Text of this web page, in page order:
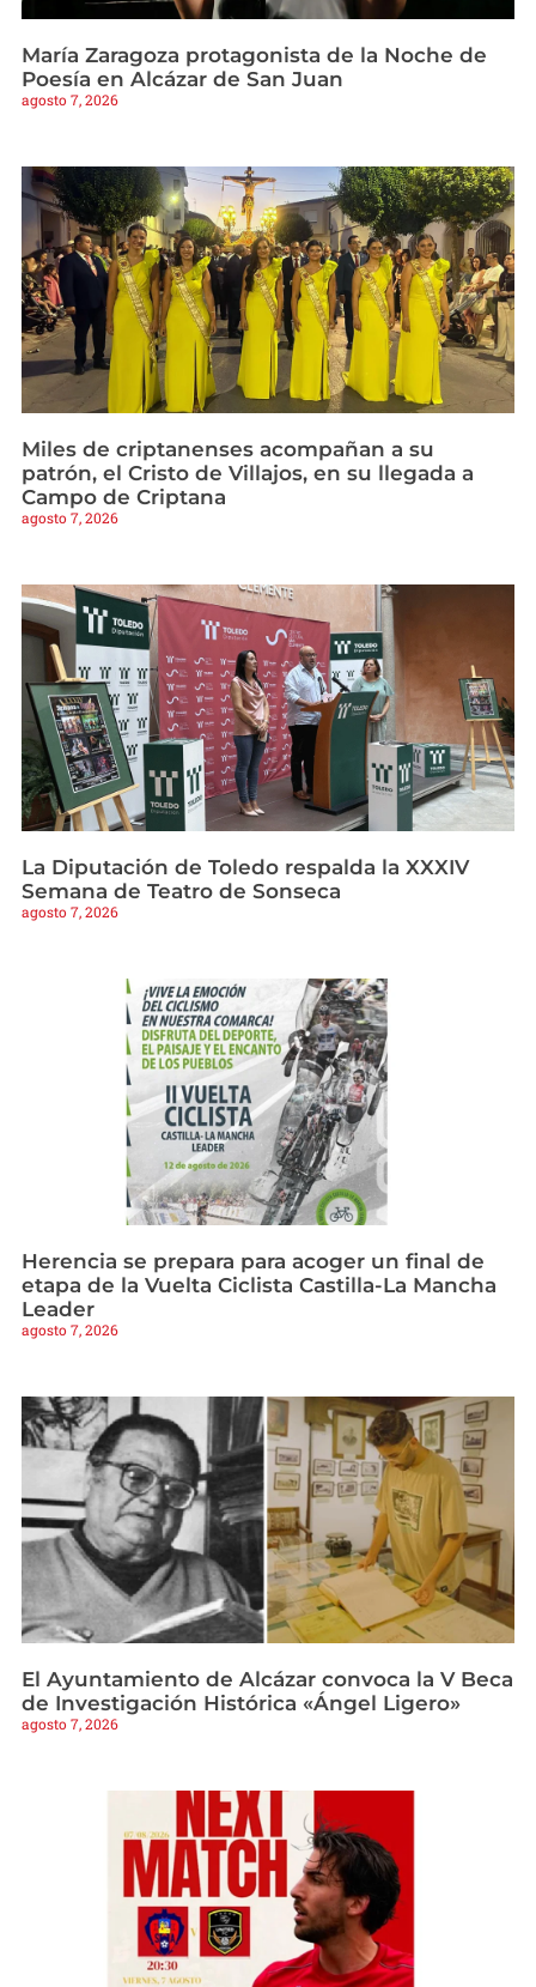
María Zaragoza protagonista de la Noche de
Poesía en Alcázar de San Juan
agosto 7, 2026
Miles de criptanenses acompañan a su
patrón, el Cristo de Villajos, en su llegada a
Campo de Criptana
agosto 7, 2026
La Diputación de Toledo respalda la XXXIV
Semana de Teatro de Sonseca
agosto 7, 2026
Herencia se prepara para acoger un final de
etapa de la Vuelta Ciclista Castilla-La Mancha
Leader
agosto 7, 2026
El Ayuntamiento de Alcázar convoca la V Beca
de Investigación Histórica «Ángel Ligero»
agosto 7, 2026